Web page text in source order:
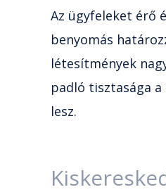
Az ügyfeleket érő
benyomás
létesítmények
padló tisztasága
lesz.